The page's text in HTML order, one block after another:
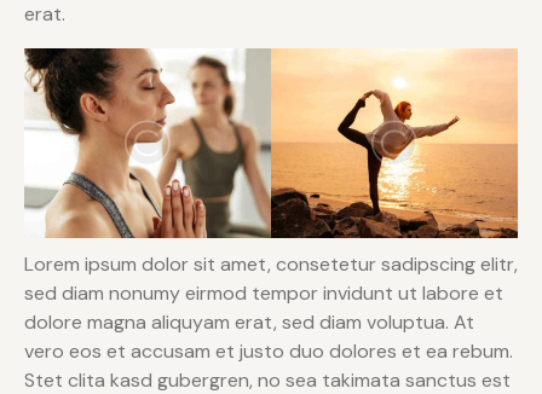
erat.
Lorem ipsum dolor sit amet, consetetur sadipscing elitr,
sed diam nonumy eirmod tempor invidunt ut labore et
dolore magna aliquyam erat, sed diam voluptua. At
vero eos et accusam et justo duo dolores et ea rebum.
Stet clita kasd gubergren, no sea takimata sanctus est